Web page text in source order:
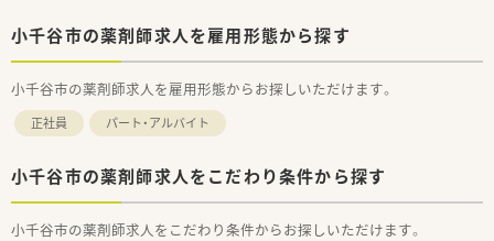
小千谷市の薬剤師求人を雇用形態から探す
小千谷市の薬剤師求人を雇用形態からお探しいただけます。
正社員 パート・アルバイト
小千谷市の薬剤師求人をこだわり条件から探す
小千谷市の薬剤師求人をこだわり条件からお探しいただけます。